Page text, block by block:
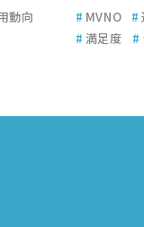
動向
# MVNO #
# 満足度 #